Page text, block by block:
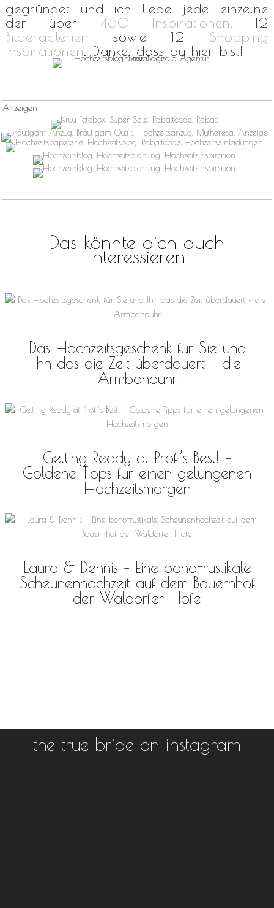
gegründet und ich liebe jede einzelne
der über 460 Inspirationen, 12
Bildergalerien sowie 12 Shopping
Inspirationen. Danke, dass du hier bist!
Anzeigen
Das könnte dich auch
Interessieren
Das Hochzeitsgeschenk für Sie und
Ihn das die Zeit überdauert – die
Armbanduhr
Getting Ready at Profi’s Best! –
Goldene Tipps für einen gelungenen
Hochzeitsmorgen
Laura & Dennis – Eine boho-rustikale
Scheunenhochzeit auf dem Bauernhof
der Waldorfer Höfe
the true bride on instagram